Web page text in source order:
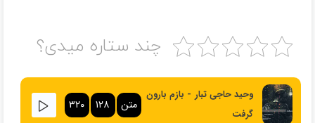
چند ستاره میدی؟
وحید حاجی تبار - بازم بارون
گرفت
متن ۱۲۸ ۳۲۰